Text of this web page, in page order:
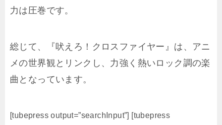
力は圧巻です。
総じて、『吠えろ！クロスファイヤー』は、アニ
メの世界観とリンクし、力強く熱いロック調の楽
曲となっています。
[tubepress output=”searchInput”] [tubepress